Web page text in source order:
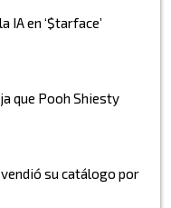
IA en ‘$tarface’
que Pooh Shiesty
su catálogo por